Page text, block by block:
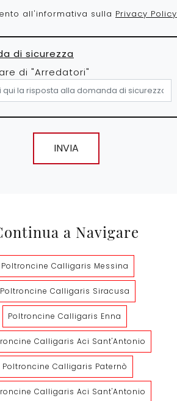
all'informativa sulla Privacy Policy
di sicurezza
di "Arredatori"
INVIA
Holly
a Navigare
Poltroncine Calligaris Messina
Poltroncine Calligaris Siracusa
Poltroncine Calligaris Enna
Calligaris Aci Sant'Antonio
Poltroncine Calligaris Paternò
Calligaris Aci Sant'Antonio